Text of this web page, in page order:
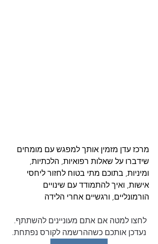
מרכז עדן מזמין אותך למפגש עם מומחים
שידברו על שאלות רפואיות, הלכתיות,
ומיניות, בתוכם מתי בטוח לחזור ליחסי
אישות, ואיך להתמודד עם שינויים
הורמונליים, ורגשיים אחרי הלידה
לחצו למטה אם אתם מעוניינים להשתתף.
נעדכן אותכם כשההרשמה לקורס נפתחת.